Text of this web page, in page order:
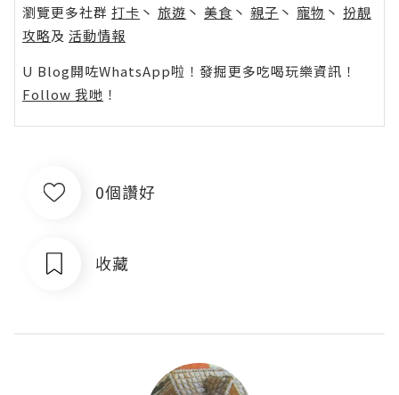
瀏覽更多社群 打卡 丶 旅遊 丶 美食 丶 親子 丶 寵物 丶 扮靚
攻略及 活動情報
U Blog開咗WhatsApp啦！發掘更多吃喝玩樂資訊！
Follow 我哋 ！
0個讚好
收藏